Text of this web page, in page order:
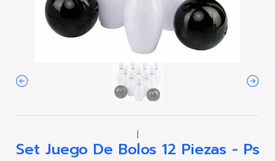
|
Set Juego De Bolos 12 Piezas - Ps